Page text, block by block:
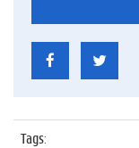
Tags: